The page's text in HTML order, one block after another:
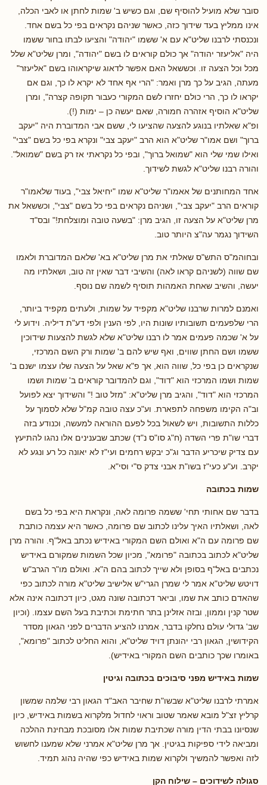
סובר שלא מועיל להוסיף שם, וגם כשיש ב' שמות לחתן או לאבי הכלה,
אינו ממליץ בעד שידוך כזה, כאשר שניהם נקראים בפי כל בשם אחד.
ונכנסתי לרבנו שליט"א עם א' ששמו "יהודה" והציעו לבתו בחור ששמו
היה "אליעזר יהודה" אך כולם קוראים לו בשם "יהודה", ומרן שליט"א שלל
מכל וכל הצעה זו. וכששאל האם אפשר לדאוג שיקראוהו בשם "אליעזר"
מעתה, הגיב על כך מרן ואמר: "הרי אף אחד לא יקרא לו כך, וגם אם
יקראו לו כך, הרי כולם יחזרו לשם המקורי כעבור תקופה קצרה", ומרן
שליט"א הוסיף אזהרה חמורה, שאם יעשה כן – ימות (!).
ופ"א שאלתיו בנוגע להצעה שהציעו לי, ששם אבי המדוברת היה "יעקב
ברוך" ושם אמו"ר שליט"א הוא הרב "יעקב צבי" ונקרא בפי כל בשם "צבי"
ואילו שמי שלי הוא "שמואל ברוך", ובפי כל נקראתי אז רק בשם "שמואל".
והורה רבנו שליט"א לגשת לשידוך.
אחד המחותנים של אאמו"ר שליט"א שמו "יחיאל צבי", בעוד שלאמו"ר
קוראים הרב "יעקב צבי", ושניהם נקראים בפי כל בשם "צבי", וכששאל את
מרן שליט"א על הצעה זו, הגיב מרן: "בשעה טובה ומוצלחת!" ובס"ד
השידוך נגמר עה"צ היותר טוב.
ובחוהמ"ס התש"ס שאלתי את מרן שליט"א בא' שלאם המדוברת ולאמו
שם שווה (לשניהם קראו לאה) והשיבי דבר שאין זה טוב, ושאלתיו מה
יעשה, והשיב שאחת האמהות תוסיף לשמה שם נוסף.
ואמנם למרות שרבנו שליט"א מקפיד על שמות, ולעתים מקפיד ביותר,
הרי שלפעמים תשובותיו שונות היו, לפי הענין ולפי דע"ת דיליה. וידוע לי
על א' שכמה פעמים אמר לו רבנו שליט"א שלא לגשת להצעות שידוכין
ששמו ושם החתן שווים, ואף שיש להם ב' שמות ורק השם המרכזי,
שנקראים כן בפי כל, שווה הוא, אך פ"א שאל על הצעה שלו עצמו ישנם ב'
שמות ושמו המרכזי הוא "דוד", וגם להמדובר קוראים ב' שמות ושמו
המרכזי הוא "דוד", והגיב מרן שליט"א: "מזל טוב !" והשידוך יצא לפועל
וב"ה הקימו משפחה לתפארת. וע"כ עצה טובה קמ"ל שלא לסמוך על
כללות התשובות, ויש לשאול בכל לפעם ההוראה למעשה, וכנודע בזה
דברי שו"ת פרי השדה (ח"ג סו"ס נ"ד) שכתב שבענינים אלו נהגו להתיעץ
עם צדיק שיכריע הדבר וג"כ יבקש רחמים ועי"ז לא יאונה כל רע ונגע לא
יקרב. וע"ע כעי"ז בשו"ת אבני צדק ס"י וסי"א.
שמות בכתובה
בדבר שם אחותי תחי' ששמה פרומה לאה, ונקראת היא בפי כל בשם
לאה, ושאלתיו האיך עלינו לכתוב שם פרומה, כאשר היא עצמה כותבת
שם פרומה עם ה"א ואולם השם המקורי באידיש נכתב באל"ף. והורה מרן
שליט"א לכתוב בכתובה "פרומא", מכיון שכל השמות שמקורם באידיש
נכתבים באל"ף בסופן ולא שייך לכתוב בהם ה"א. ואולם מו"ר הגרב"ש
דויטש שליט"א אמר לי שמרן הגרי"ש אלישיב שליט"א מורה לכתוב כפי
שהאדם כותב את שמו, וביאר דכתובה שונה מגט, כיון דכתובה אינה אלא
שטר קנין וממון, ובזה אזלינן בתר חתימת וכתיבת בעל השם עצמו. (וכיון
שב' גדולי עולם נחלקו בדבר, אמרנו להציע הדברים לפני הגאון מסדר
הקידושין, הגאון רבי יהונתן דויד שליט"א, והוא החליט לכתוב "פרומא",
באומרו שכך כותבים השם המקורי באידיש).
שמות באידיש מפני סיבוכים בכתובה וגיטין
אמרתי לרבנו שליט"א שבשו"ת שחיבר האב"ד הגאון רבי שלמה שמשון
קרליץ זצ"ל מובא שאמר שטוב וראוי לחדול מלקרוא בשמות באידיש, כיון
שנסיונו בבתי הדין מורה שכתיבת שמות אלו מסובכת מבחינת ההלכה
ומביאה לידי ספיקות בגיטין. אך מרן שליט"א אמרני שלא שמענו לחשוש
לזה ואפשר להמשיך ולקרוא שמות באידיש כפי שהיה נהוג תמיד.
סגולה לשידוכים – שילוח הקן